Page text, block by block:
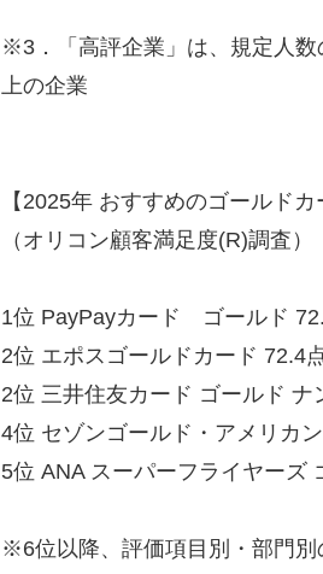
※3．「高評企業」は、規定人
上の企業
【2025年 おすすめのゴールドカ
（オリコン顧客満足度(R)調査）
1位 PayPayカード ゴールド
2位 エポスゴールドカード 72.4
2位 三井住友カード ゴールド ナ
4位 セゾンゴールド・アメリカ
5位 ANA スーパーフライヤーズ
※6位以降、評価項目別・部門